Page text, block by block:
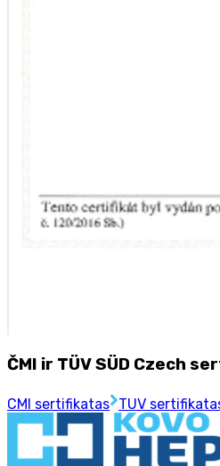
ČMI ir TÜV SÜD Czech
CMI sertifikatas TUV